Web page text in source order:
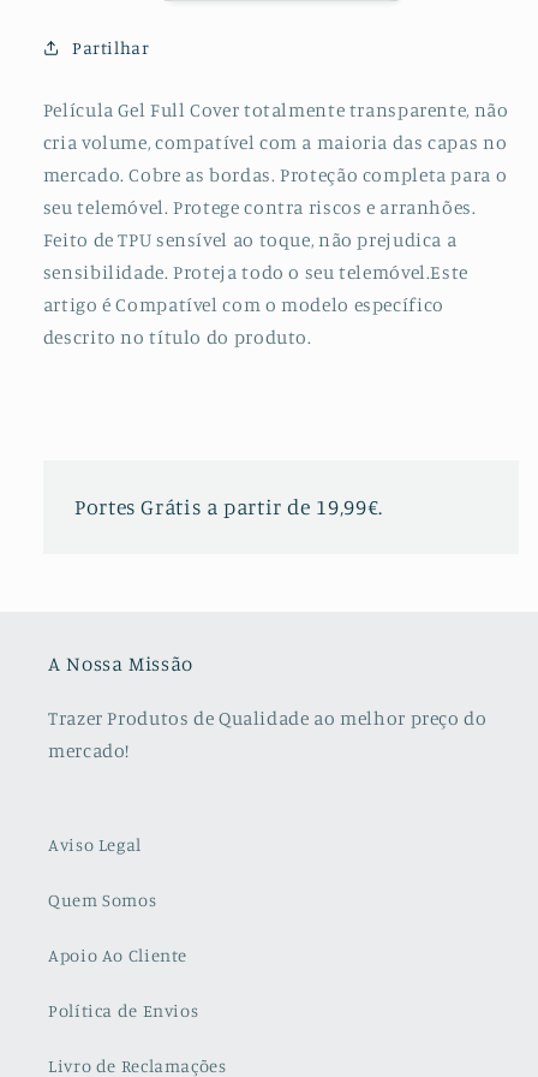
Honor
Pro
Partilhar
Película Gel Full Cover totalmente transparente, não
cria volume, compatível com a maioria das capas no
mercado. Cobre as bordas. Proteção completa para o
seu telemóvel. Protege contra riscos e arranhões.
Feito de TPU sensível ao toque, não prejudica a
sensibilidade. Proteja todo o seu telemóvel.Este
artigo é Compatível com o modelo específico
descrito no título do produto.
Portes Grátis a partir de 19,99€.
A Nossa Missão
Trazer Produtos de Qualidade ao melhor preço do
mercado!
Aviso Legal
Quem Somos
Apoio Ao Cliente
Política de Envios
Livro de Reclamações